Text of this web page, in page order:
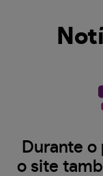
Durante o
o site